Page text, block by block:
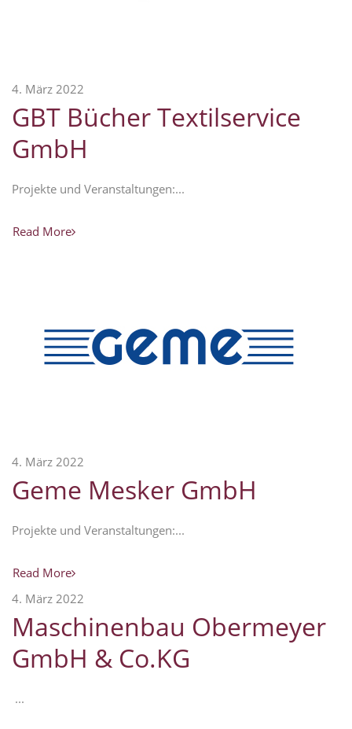
4. März 2022
GBT Bücher Textilservice
GmbH
Projekte und Veranstaltungen:...
Read More
4. März 2022
Geme Mesker GmbH
Projekte und Veranstaltungen:...
Read More
4. März 2022
Maschinenbau Obermeyer
GmbH & Co.KG
...